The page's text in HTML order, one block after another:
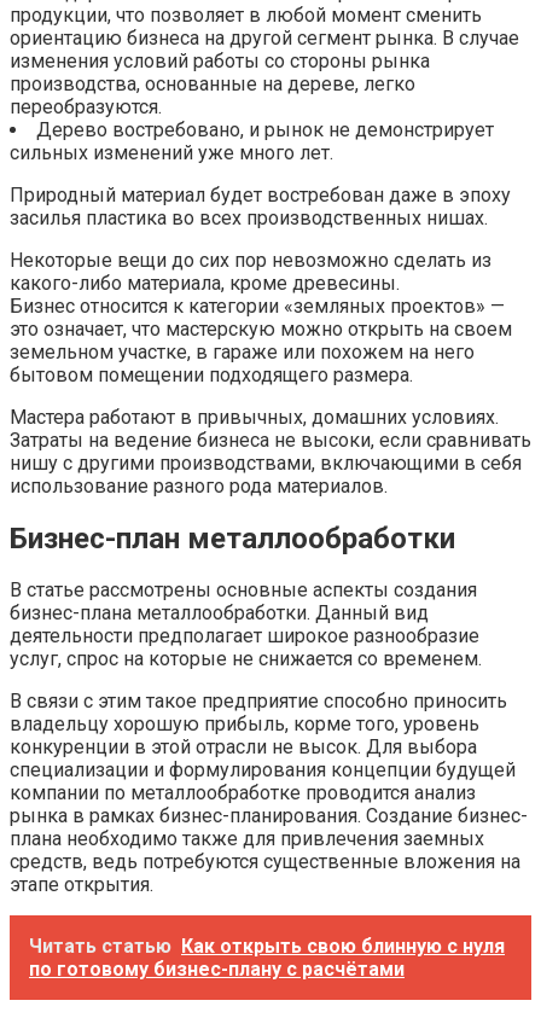
продукции, что позволяет в любой момент сменить
ориентацию бизнеса на другой сегмент рынка. В случае
изменения условий работы со стороны рынка
производства, основанные на дереве, легко
переобразуются.
Дерево востребовано, и рынок не демонстрирует
сильных изменений уже много лет.
Природный материал будет востребован даже в эпоху
засилья пластика во всех производственных нишах.
Некоторые вещи до сих пор невозможно сделать из
какого-либо материала, кроме древесины.
Бизнес относится к категории «земляных проектов» —
это означает, что мастерскую можно открыть на своем
земельном участке, в гараже или похожем на него
бытовом помещении подходящего размера.
Мастера работают в привычных, домашних условиях.
Затраты на ведение бизнеса не высоки, если сравнивать
нишу с другими производствами, включающими в себя
использование разного рода материалов.
Бизнес-план металлообработки
В статье рассмотрены основные аспекты создания
бизнес-плана металлообработки. Данный вид
деятельности предполагает широкое разнообразие
услуг, спрос на которые не снижается со временем.
В связи с этим такое предприятие способно приносить
владельцу хорошую прибыль, корме того, уровень
конкуренции в этой отрасли не высок. Для выбора
специализации и формулирования концепции будущей
компании по металлообработке проводится анализ
рынка в рамках бизнес-планирования. Создание бизнес-
плана необходимо также для привлечения заемных
средств, ведь потребуются существенные вложения на
этапе открытия.
Читать статью Как открыть свою блинную с нуля
по готовому бизнес-плану с расчётами